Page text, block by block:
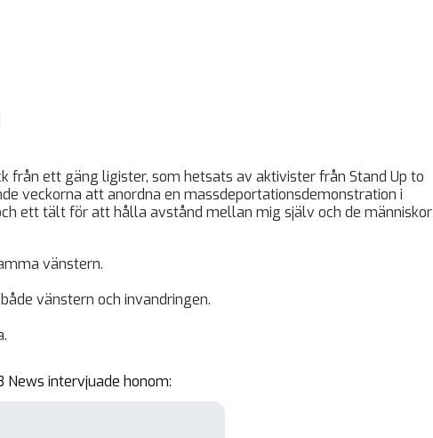
från ett gäng ligister, som hetsats av aktivister från Stand Up to
veckorna att anordna en massdeportationsdemonstration i
ett tält för att hålla avstånd mellan mig själv och de människor
vänstern.
vänstern och invandringen.
News intervjuade honom: